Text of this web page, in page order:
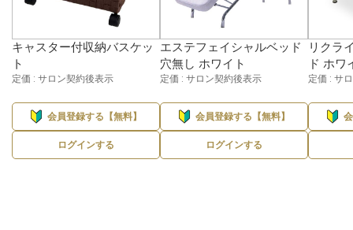
キャスター付収納バスケッ
ト
定価 : サロン契約後表示
会員登録する【無料】
ログインする
エステフェイシャルベッド
穴無し ホワイト
定価 : サロン契約後表示
会員登録する【無料】
ログインする
リクラ
ド ホワ
定価 : サ